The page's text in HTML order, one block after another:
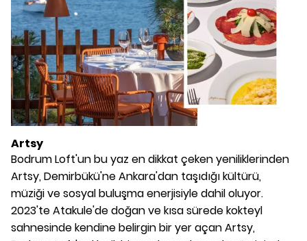
Artsy
Bodrum Loft'un bu yaz en dikkat çeken yeniliklerinden
Artsy, Demirbükü'ne Ankara'dan taşıdığı kültürü,
müziği ve sosyal buluşma enerjisiyle dahil oluyor.
2023'te Atakule'de doğan ve kısa sürede kokteyl
sahnesinde kendine belirgin bir yer açan Artsy,